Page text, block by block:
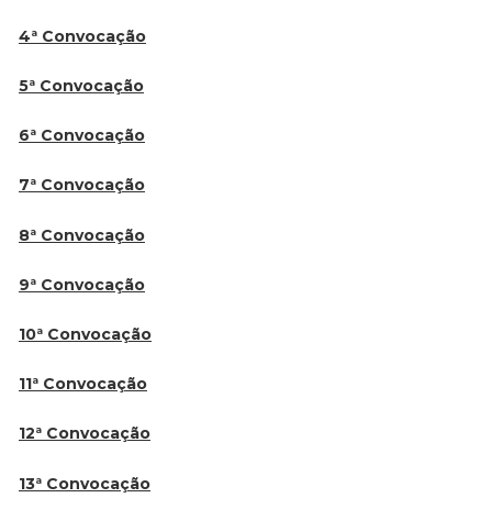
4ª Convocação
5ª Convocação
6ª Convocação
7ª Convocação
8ª Convocação
9ª Convocação
10ª Convocação
11ª Convocação
12ª Convocação
13ª Convocação